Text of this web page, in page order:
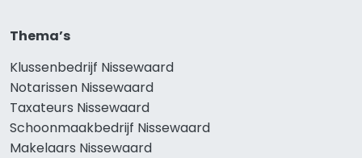
Thema’s
Klussenbedrijf Nissewaard
Notarissen Nissewaard
Taxateurs Nissewaard
Schoonmaakbedrijf Nissewaard
Makelaars Nissewaard